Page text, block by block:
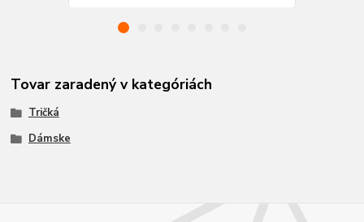
Tovar zaradený v kategóriách
Tričká
Dámske